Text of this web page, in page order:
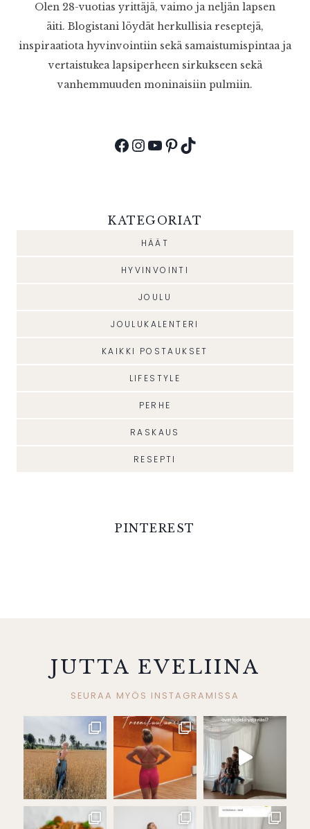
Olen 28-vuotias yrittäjä, vaimo ja neljän lapsen
äiti. Blogistani löydät herkullisia reseptejä,
inspiraatiota hyvinvointiin sekä samaistumispintaa ja
vertaistukea lapsiperheen sirkukseen sekä
vanhemmuuden moninaisiin pulmiin.
Facebook
Instagram
YouTube
Pinterest
TikTok
KATEGORIAT
HÄÄT
HYVINVOINTI
JOULU
JOULUKALENTERI
KAIKKI POSTAUKSET
LIFESTYLE
PERHE
RASKAUS
RESEPTI
PINTEREST
JUTTA EVELIINA
SEURAA MYÖS INSTAGRAMISSA